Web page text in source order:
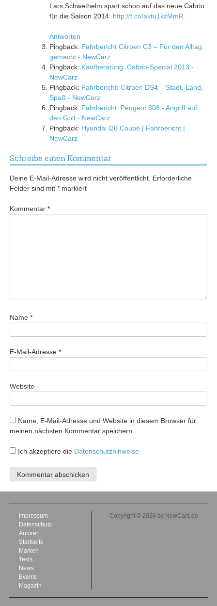
Lars Schwethelm spart schon auf das neue Cabrio
für die Saison 2014: http://t.co/aktu1kzMmR
Antworten
Pingback: Fahrbericht Citroen C3 – Für den Alltag
gemacht - NewCarz
Pingback: Kaufberatung: Cabrio-Special 2013 -
NewCarz
Pingback: Fahrbericht: Citroen DS4 – Stadt, Land,
Spaß - NewCarz
Pingback: Fahrbericht: Peugeot 308 - Angriff auf
den Golf - NewCarz
Pingback: Hyundai i20 Coupé | Fahrbericht |
NewCarz
Schreibe einen Kommentar
Deine E-Mail-Adresse wird nicht veröffentlicht. Erforderliche
Felder sind mit * markiert
Kommentar *
Name *
E-Mail-Adresse *
Website
Name, E-Mail-Adresse und Website in diesem Browser für
meinen nächsten Kommentar speichern.
Ich akzeptiere die Datenschutzhinweise
Impressum
Datenschutz
Autoren
Startseite
Marken
Tests
News
Events
Magazin
Copyright © 2026 by NewCarz.de